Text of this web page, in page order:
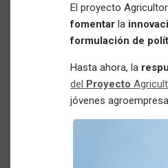
El proyecto
fomentar la
formulación de
Hasta ahora, la
del Proyecto
jóvenes